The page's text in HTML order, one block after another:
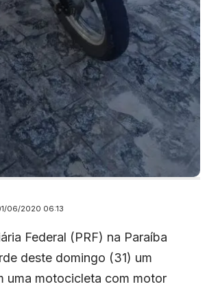
06/2020 06:13
Federal (PRF) na Paraíba
deste domingo (31) um
uma motocicleta com motor